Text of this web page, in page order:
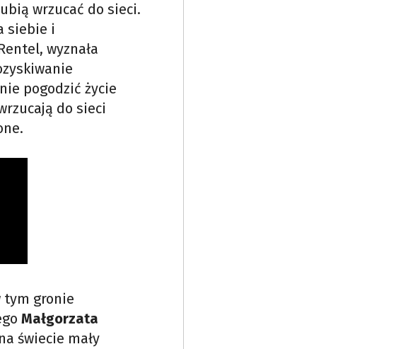
wrzucać do sieci.
siebie i
wyznała
pogodzić życie
do sieci
tym gronie
Małgorzata
świecie mały